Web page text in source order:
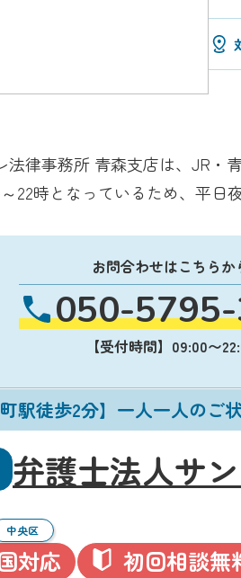
法律事務所 青森支店は、JR・
22時となっているため、平日
お問合わせはこちらか
050-
【受付時間】09:00〜
町駅徒歩2分】一人一人の
弁護士法人サ
中央区
対応 初回相談無